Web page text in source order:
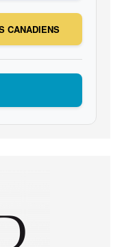
CANADIENS